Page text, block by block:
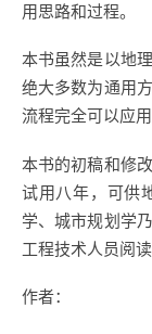
用思路和过程。
本书虽然是以地
绝大多数为通用
流程完全可以应用
本书的初稿和修
试用八年，可供
学、城市规划学
工程技术人员阅读
作者：